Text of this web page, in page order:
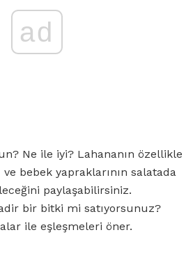
ad
Ne ile iyi? Lahananın özellikle
bebek yapraklarının salatada
paylaşabilirsiniz.
bir bitki mi satıyorsunuz?
ile eşleşmeleri öner.